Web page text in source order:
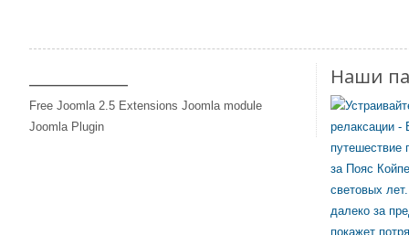
Free Joomla 2.5 Extensions Joomla module
Joomla Plugin
Наши